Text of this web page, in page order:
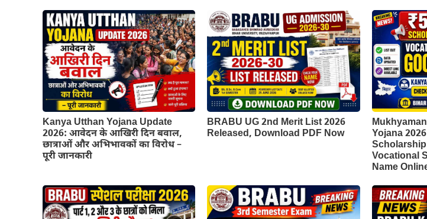
Kanya Utthan Yojana Update
2026: आवेदन के आखिरी दिन बवाल,
छात्राओं और अभिभावकों का विरोध –
पूरी जानकारी
BRABU UG 2nd Merit List 2026
Released, Download PDF Now
Yojana
Vocational
Name